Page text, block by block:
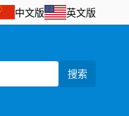
中文版 英文版
搜索